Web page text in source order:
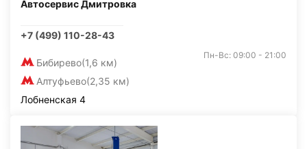
Автосервис Дмитровка
+7 (499) 110-28-43
Бибирево(1,6 км)
Алтуфьево(2,35 км)
Пн-Вс: 09:00 - 21:00
Лобненская 4